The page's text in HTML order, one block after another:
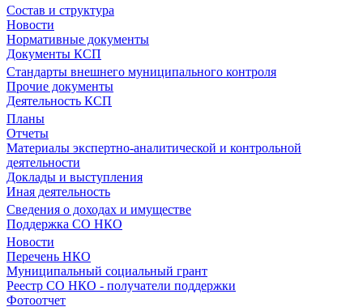
Состав и структура
Новости
Нормативные документы
Документы КСП
Стандарты внешнего муниципального контроля
Прочие документы
Деятельность КСП
Планы
Отчеты
Материалы экспертно-аналитической и контрольной
деятельности
Доклады и выступления
Иная деятельность
Сведения о доходах и имуществе
Поддержка СО НКО
Новости
Перечень НКО
Муниципальный социальный грант
Реестр СО НКО - получатели поддержки
Фотоотчет